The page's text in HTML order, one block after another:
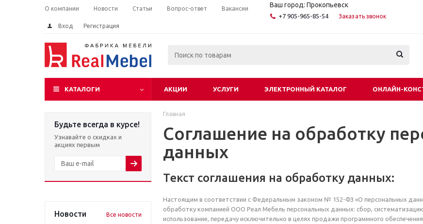
О компании Новости Статьи Вопрос-ответ Вакансии Ваш город: Прокопьевск
+7 905-965-85-54
Заказать звонок
Вход
Регистрация
КАТАЛОГИ АКЦИИ УСЛУГИ ЭЛЕКТРОННЫЙ КАТАЛОГ ОНЛАЙН-
Будьте всегда в курсе!
Узнавайте о скидках и
акциях первым
Новости Все новости
Главная
Соглашение на обработку
данных
Текст соглашения на обработку данных:
Настоящим в соответствии с Федеральным законом № 152-ФЗ «О персональных
обработку компанией ООО Реал Мебель персональных данных: сбор,
использование, передачу исключительно в целях продажи программного